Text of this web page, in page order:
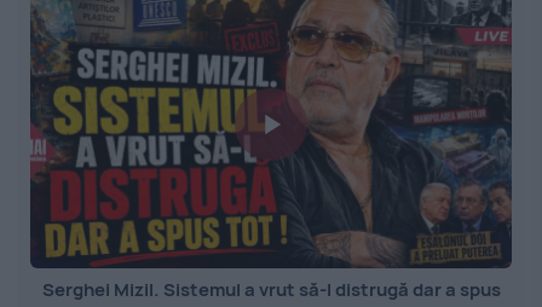
Serghei Mizil. Sistemul a vrut să-l distrugă dar a spus